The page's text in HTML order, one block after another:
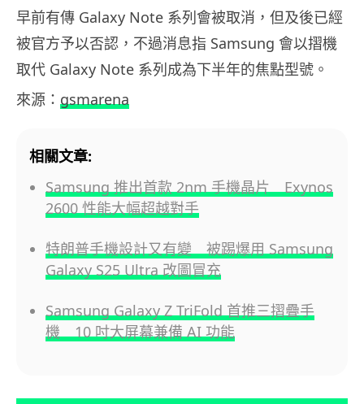
早前有傳 Galaxy Note 系列會被取消，但及後已經
被官方予以否認，不過消息指 Samsung 會以摺機
取代 Galaxy Note 系列成為下半年的焦點型號。
來源： gsmarena
相關文章:
Samsung 推出首款 2nm 手機晶片 Exynos
2600 性能大幅超越對手
特朗普手機設計又有變 被踢爆用 Samsung
Galaxy S25 Ultra 改圖冒充
Samsung Galaxy Z TriFold 首推三摺疊手
機 10 吋大屏幕兼備 AI 功能